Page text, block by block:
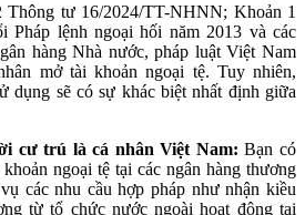
tư 16/2024/TT-NHNN; Khoản 1
Pháp lệnh ngoại hối năm 2013 và các
hàng Nhà nước, pháp luật Việt Nam
mở tài khoản ngoại tệ. Tuy nhiên,
dụng sẽ có sự khác biệt nhất định giữa
cư trú là cá nhân Việt Nam:Bạn có
ngoại tệ tại các ngân hàng thương
các nhu cầu hợp pháp như nhận kiều
từ tổ chức nước ngoài hoạt động tại